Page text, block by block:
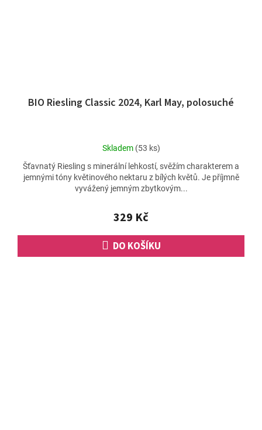
BIO Riesling Classic 2024, Karl May, polosuché
Průměrné
produktu
je
5,0
5
hvězdiček.
Skladem (53 ks)
329 Kč
DO KOŠÍKU
Šťavnatý Riesling s minerální lehkostí, svěžím charakterem a
jemnými tóny květinového nektaru z bílých květů. Je příjmně
vyvážený jemným zbytkovým...